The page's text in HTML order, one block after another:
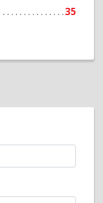
35